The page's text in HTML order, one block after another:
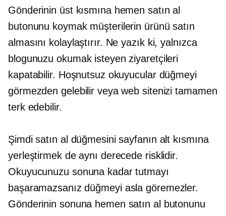
Gönderinin üst kısmına hemen satın al
butonunu koymak müşterilerin ürünü satın
almasını kolaylaştırır. Ne yazık ki, yalnızca
blogunuzu okumak isteyen ziyaretçileri
kapatabilir. Hoşnutsuz okuyucular düğmeyi
görmezden gelebilir veya web sitenizi tamamen
terk edebilir.
Şimdi satın al düğmesini sayfanın alt kısmına
yerleştirmek de aynı derecede risklidir.
Okuyucunuzu sonuna kadar tutmayı
başaramazsanız düğmeyi asla göremezler.
Gönderinin sonuna hemen satın al butonunu